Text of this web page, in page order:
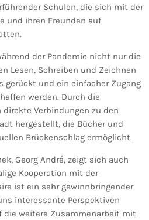
Schulen, die sich mit der
und ihren Freunden auf
der Pandemie nicht nur die
Lesen, Schreiben und Zeichnen
gerückt und ein einfacher Zugang
werden. Durch die
Verbindungen zu den
hergestellt, die Bücher und
Brückenschlag ermöglicht.
Georg André, zeigt sich auch
Kooperation mit der
ist ein sehr gewinnbringender
interessante Perspektiven
die weitere Zusammenarbeit mit